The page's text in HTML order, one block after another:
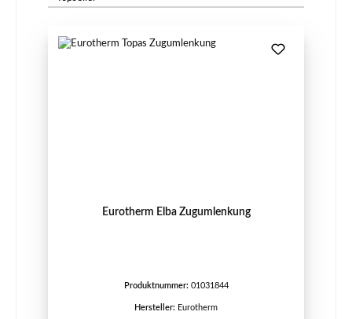
Eurotherm Elba Zugumlenkung
Produktnummer: 01031844
Hersteller: Eurotherm